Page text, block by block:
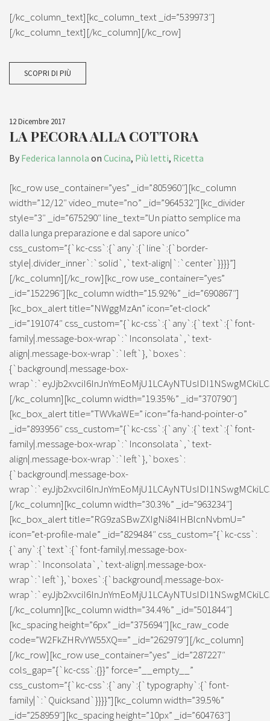
[/kc_column_text][kc_column_text _id=”539973″]
[/kc_column_text][/kc_column][/kc_row]
SCOPRI DI PIÙ
12 Dicembre 2017
LA PECORA ALLA COTTORA
By Federica Iannola on Cucina, Più letti, Ricetta
[kc_row use_container=”yes” _id=”805960″][kc_column
width=”12/12″ video_mute=”no” _id=”964532″][kc_divider
style=”3″ _id=”675290″ line_text=”Un piatto semplice ma
dalla lunga preparazione e dal sapore unico”
css_custom=”{`kc-css`:{`any`:{`line`:{`border-
style|.divider_inner`:`solid`,`text-align|`:`center`}}}}”]
[/kc_column][/kc_row][kc_row use_container=”yes”
_id=”152296″][kc_column width=”15.92%” _id=”690867″]
[kc_box_alert title=”NWggMzAn” icon=”et-clock”
_id=”191074″ css_custom=”{`kc-css`:{`any`:{`text`:{`font-
family|.message-box-wrap`:`Inconsolata`,`text-
align|.message-box-wrap`:`left`},`boxes`:
{`background|.message-box-
[/kc_column][kc_column width=”19.35%” _id=”370790″]
[kc_box_alert title=”TWVkaWE=” icon=”fa-hand-pointer-o”
_id=”893956″ css_custom=”{`kc-css`:{`any`:{`text`:{`font-
family|.message-box-wrap`:`Inconsolata`,`text-
align|.message-box-wrap`:`left`},`boxes`:
{`background|.message-box-
[/kc_column][kc_column width=”30.3%” _id=”963234″]
[kc_box_alert title=”RG9zaSBwZXIgNi84IHBlcnNvbmU=”
icon=”et-profile-male” _id=”829484″ css_custom=”{`kc-css`:
{`any`:{`text`:{`font-family|.message-box-
wrap`:`Inconsolata`,`text-align|.message-box-
wrap`:`left`},`boxes`:{`background|.message-box-
[/kc_column][kc_column width=”34.4%” _id=”501844″]
[kc_spacing height=”6px” _id=”375694″][kc_raw_code
code=”W2FkZHRvYW55XQ==” _id=”262979″][/kc_column]
[/kc_row][kc_row use_container=”yes” _id=”287227″
cols_gap=”{`kc-css`:{}}” force=”__empty__”
css_custom=”{`kc-css`:{`any`:{`typography`:{`font-
family|`:`Quicksand`}}}}”][kc_column width=”39.5%”
_id=”258959″][kc_spacing height=”10px” _id=”604763″]